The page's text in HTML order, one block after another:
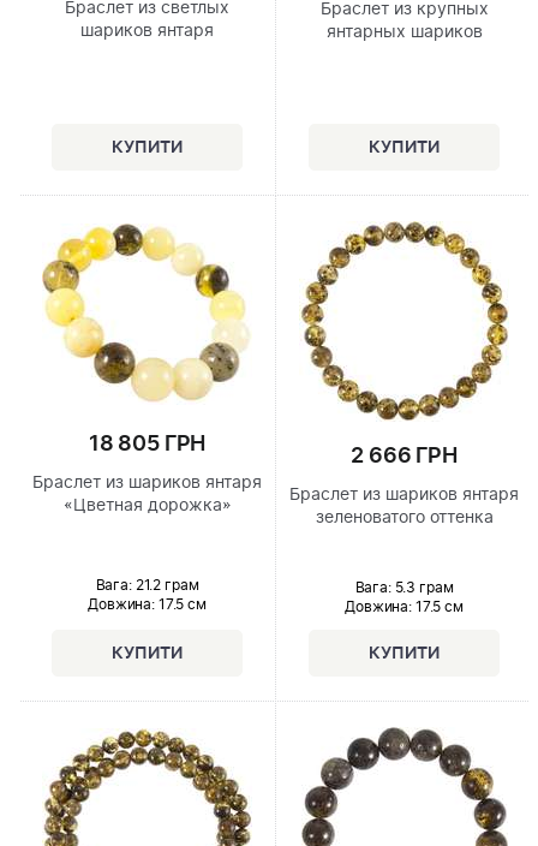
Браслет из светлых
шариков янтаря
Браслет из крупных
янтарных шариков
18 805 ГРН
Браслет из шариков янтаря
«Цветная дорожка»
Вага: 21.2 грам
Довжина: 17.5 см
2 666 ГРН
Браслет из шариков янтаря
зеленоватого оттенка
Вага: 5.3 грам
Довжина: 17.5 см